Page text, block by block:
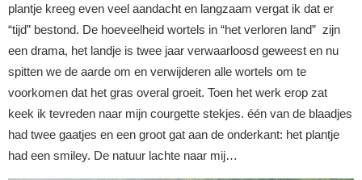
plantje kreeg even veel aandacht en langzaam vergat ik dat er
“tijd” bestond. De hoeveelheid wortels in “het verloren land” zijn
een drama, het landje is twee jaar verwaarloosd geweest en nu
spitten we de aarde om en verwijderen alle wortels om te
voorkomen dat het gras overal groeit. Toen het werk erop zat
keek ik tevreden naar mijn courgette stekjes. één van de blaadjes
had twee gaatjes en een groot gat aan de onderkant: het plantje
had een smiley. De natuur lachte naar mij…